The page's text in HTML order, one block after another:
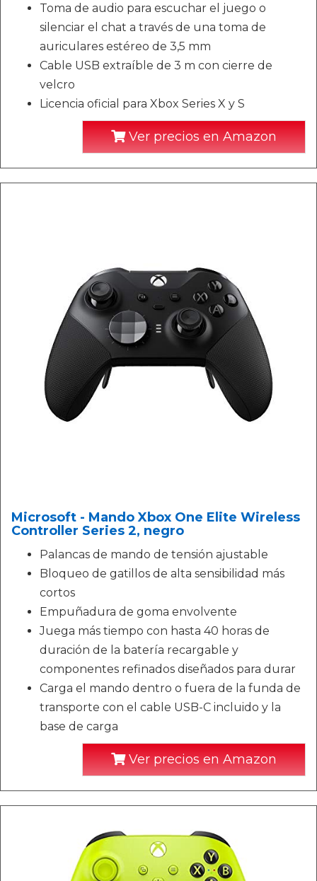
Toma de audio para escuchar el juego o
silenciar el chat a través de una toma de
auriculares estéreo de 3,5 mm
Cable USB extraíble de 3 m con cierre de
velcro
Licencia oficial para Xbox Series X y S
Ver precios en Amazon
Microsoft - Mando Xbox One Elite Wireless
Controller Series 2, negro
Palancas de mando de tensión ajustable
Bloqueo de gatillos de alta sensibilidad más
cortos
Empuñadura de goma envolvente
Juega más tiempo con hasta 40 horas de
duración de la batería recargable y
componentes refinados diseñados para durar
Carga el mando dentro o fuera de la funda de
transporte con el cable USB-C incluido y la
base de carga
Ver precios en Amazon